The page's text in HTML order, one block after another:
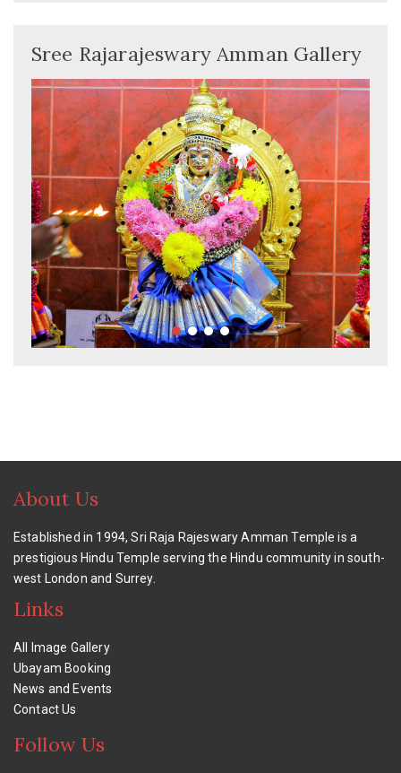
Sree Rajarajeswary Amman Gallery
About Us
Established in 1994, Sri Raja Rajeswary Amman Temple is a
prestigious Hindu Temple serving the Hindu community in south-
west London and Surrey.
Links
All Image Gallery
Ubayam Booking
News and Events
Contact Us
Follow Us